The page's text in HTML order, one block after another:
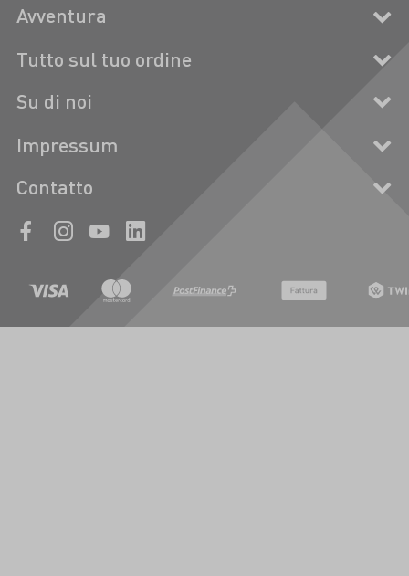
Avventura
Tutto sul tuo ordine
Su di noi
Impressum
Contatto